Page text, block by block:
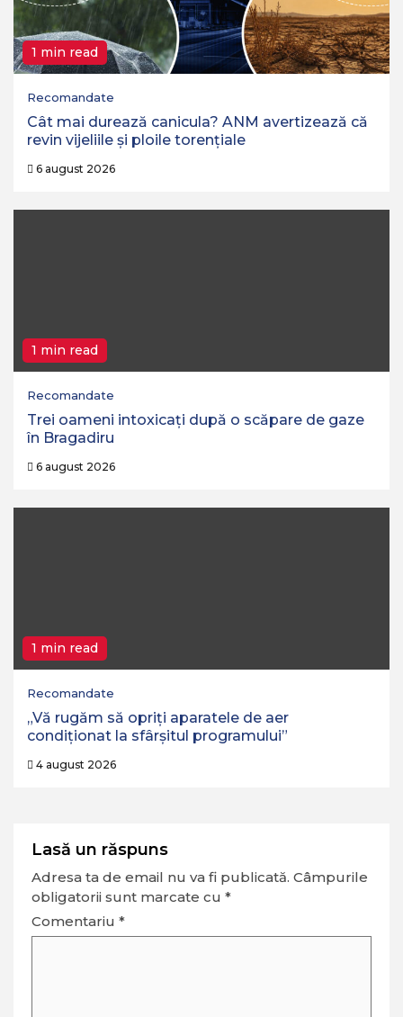
1 min read
Recomandate
Cât mai durează canicula? ANM avertizează că
revin vijeliile și ploile torențiale
6 august 2026
1 min read
Recomandate
Trei oameni intoxicați după o scăpare de gaze
în Bragadiru
6 august 2026
1 min read
Recomandate
„Vă rugăm să opriţi aparatele de aer
condiţionat la sfârşitul programului”
4 august 2026
Lasă un răspuns
Adresa ta de email nu va fi publicată. Câmpurile
obligatorii sunt marcate cu *
Comentariu *